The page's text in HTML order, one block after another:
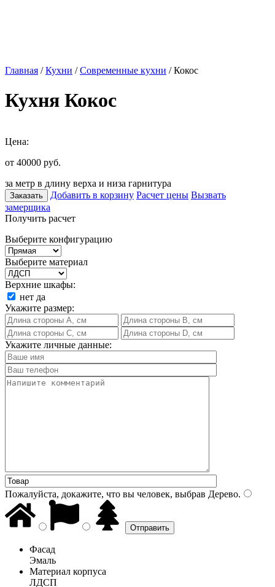
Главная /Кухни /Современные кухни / Кокос
Кухня Кокос
Цена:
от 40000 руб.
за метр в длину верха и низа гарнитура
Заказать Добавить в корзину Расчет цены Вызвать
замерщика
Получить расчет
Выберите конфигурацию
Выберите материал
Верхние шкафы:
нет да
Укажите размер:
Укажите личные данные:
Пожалуйста, докажите, что вы человек, выбрав Дерево.
Фасад
Эмаль
Материал корпуса
ЛДСП